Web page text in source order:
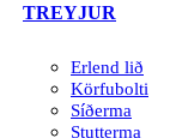
TREYJUR
Erlend lið
Körfubolti
Síðerma
Stutterma